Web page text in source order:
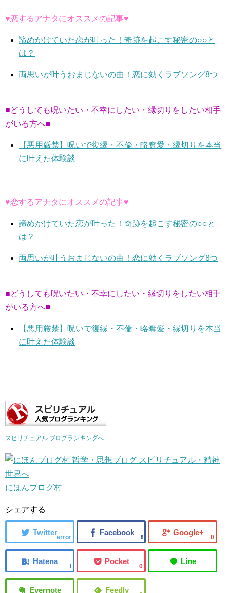
♥恋するアナタにオススメの記事♥
諦めかけていた恋が叶った！奇跡を起こす秘密の○○と
は？
両思いが叶うおまじないの曲！恋に効くラブソング8つ
■どうしても呪いたい・不幸にしたい・縁切りをしたい相手
がいる方へ■
【悪用厳禁】呪いで復縁・不倫・略奪愛・縁切りを本当
に叶えた体験談
♥恋するアナタにオススメの記事♥
諦めかけていた恋が叶った！奇跡を起こす秘密の○○と
は？
両思いが叶うおまじないの曲！恋に効くラブソング8つ
■どうしても呪いたい・不幸にしたい・縁切りをしたい相手
がいる方へ■
【悪用厳禁】呪いで復縁・不倫・略奪愛・縁切りを本当
に叶えた体験談
スピリチュアル ブログランキングへ
にほんブログ村
シェアする
error 0
0